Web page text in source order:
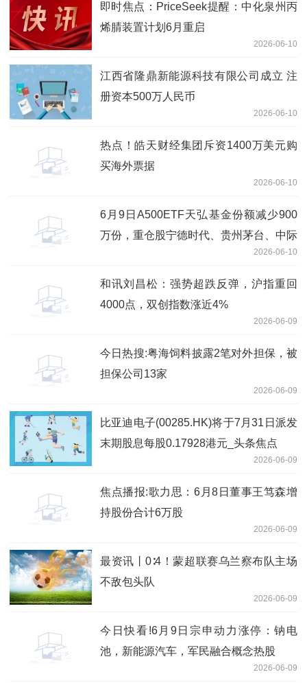
即时焦点：PriceSeek提醒：中化泉州丙
烯腈装置计划6月重启
2026-06-10
江西省隆鼎新能源科技有限公司成立 注
册资本500万人民币
2026-06-10
热点！皓天财经集团斥资1400万美元购
买海外票据
2026-06-10
6月9日A500ETF天弘基金份额减少900
万份，重仓股宁德时代、贵州茅台、中际
2026-06-10
和讯刘昌松：强势超跌反弹，沪指重回
4000点，双创指数涨近4%
2026-06-09
今日热搜:粤海饲料披露2笔对外担保，被
担保公司13家
2026-06-09
比亚迪电子(00285.HK)将于7月31日派发
末期股息每股0.17928港元_头条焦点
2026-06-09
焦点播报:歌力思：6月8日董事王笃森增
持股份合计6万股
2026-06-09
最资讯丨0∶4！蒙超联赛乌兰察布队主场
不敌包头队
2026-06-09
今日快看!6月9日宗申动力涨停：钠电
池，新能源汽车，军民融合概念热股
2026-06-09